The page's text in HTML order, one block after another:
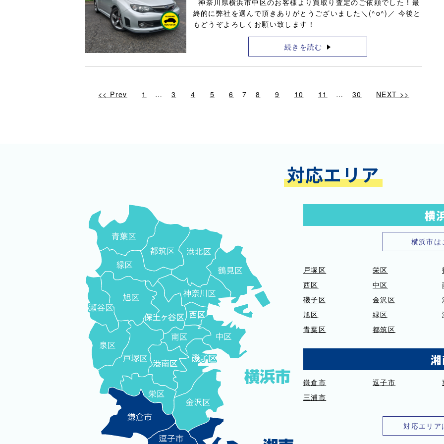
神奈川県横浜市中区のお客様より買取り査定のご依頼でした！最
終的に弊社を選んで頂きありがとうございました＼(^o^)／ 今後と
もどうぞよろしくお願い致します！
続きを読む
<< Prev 1 … 3 4 5 6 7 8 9 10 11 … 30 NEXT >>
対応エリア
横
横浜市は
戸塚区 栄区
西区
中区
磯子区
金沢区
旭区
緑区
青葉区
都筑区
鎌倉市 逗子市
三浦市
対応エリア